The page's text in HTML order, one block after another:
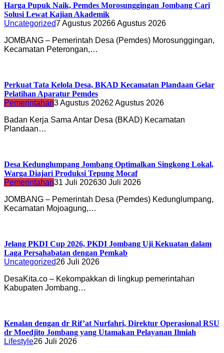
Harga Pupuk Naik, Pemdes Morosunggingan Jombang Cari
Solusi Lewat Kajian Akademik
Uncategorized7 Agustus 20266 Agustus 2026
JOMBANG – Pemerintah Desa (Pemdes) Morosunggingan,
Kecamatan Peterongan,…
Perkuat Tata Kelola Desa, BKAD Kecamatan Plandaan Gelar
Pelatihan Aparatur Pemdes
Pemerintahan3 Agustus 20262 Agustus 2026
Badan Kerja Sama Antar Desa (BKAD) Kecamatan
Plandaan…
Desa Kedunglumpang Jombang Optimalkan Singkong Lokal,
Warga Diajari Produksi Tepung Mocaf
Pemerintahan31 Juli 202630 Juli 2026
JOMBANG – Pemerintah Desa (Pemdes) Kedunglumpang,
Kecamatan Mojoagung,…
Jelang PKDI Cup 2026, PKDI Jombang Uji Kekuatan dalam
Laga Persahabatan dengan Pemkab
Uncategorized26 Juli 2026
DesaKita.co – Kekompakkan di lingkup pemerintahan
Kabupaten Jombang…
Kenalan dengan dr Rif’at Nurfahri, Direktur Operasional RSU
dr Moedjito Jombang yang Utamakan Pelayanan Ilmiah
Lifestyle26 Juli 2026